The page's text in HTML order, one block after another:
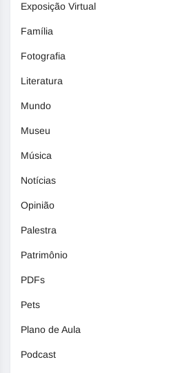
Exposição Virtual
Família
Fotografia
Literatura
Mundo
Museu
Música
Notícias
Opinião
Palestra
Patrimônio
PDFs
Pets
Plano de Aula
Podcast